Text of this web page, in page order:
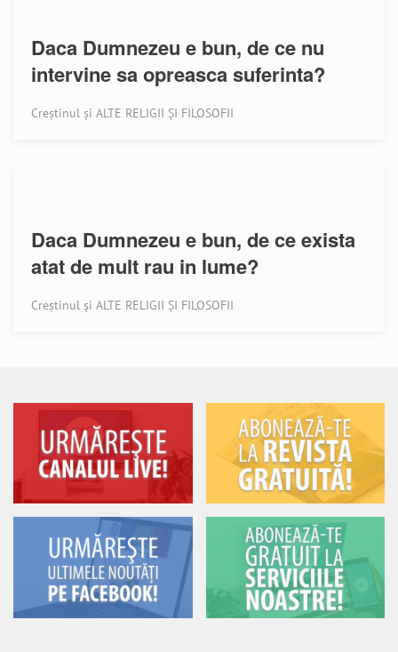
Daca Dumnezeu e bun, de ce nu
intervine sa opreasca suferinta?
Creștinul și ALTE RELIGII ȘI FILOSOFII
Daca Dumnezeu e bun, de ce exista
atat de mult rau in lume?
Creștinul și ALTE RELIGII ȘI FILOSOFII